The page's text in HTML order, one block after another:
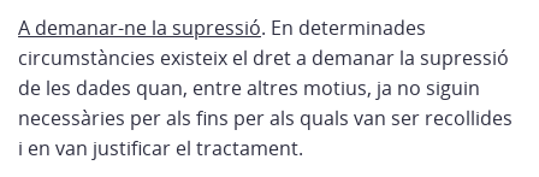
A demanar-ne la supressió. En determinades
circumstàncies existeix el dret a demanar la supressió
de les dades quan, entre altres motius, ja no siguin
necessàries per als fins per als quals van ser recollides
i en van justificar el tractament.